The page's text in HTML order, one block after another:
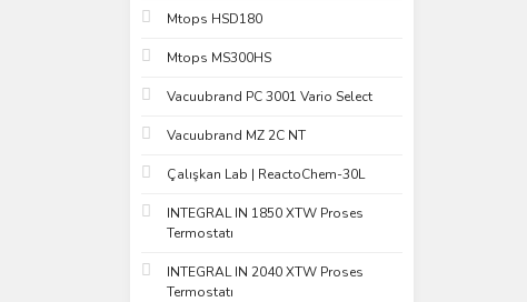
Mtops HSD180
Mtops MS300HS
Vacuubrand PC 3001 Vario Select
Vacuubrand MZ 2C NT
Çalışkan Lab | ReactoChem-30L
INTEGRAL IN 1850 XTW Proses
Termostatı
INTEGRAL IN 2040 XTW Proses
Termostatı